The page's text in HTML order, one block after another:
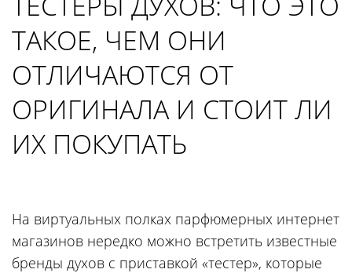
ТАКОЕ, ЧЕМ ОНИ
ОТЛИЧАЮТСЯ ОТ
ОРИГИНАЛА И СТОИТ ЛИ
ИХ ПОКУПАТЬ
На виртуальных полках парфюмерных интернет
магазинов нередко можно встретить известные
бренды духов с приставкой «тестер», которые